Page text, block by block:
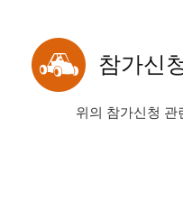
참가신
위의 참가신청